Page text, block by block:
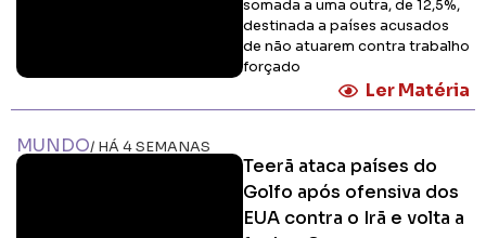
somada a uma outra, de 12,5%,
destinada a países acusados
de não atuarem contra trabalho
forçado
Ler Matéria
MUNDO/ HÁ 4 SEMANAS
Teerã ataca países do
Golfo após ofensiva dos
EUA contra o Irã e volta a